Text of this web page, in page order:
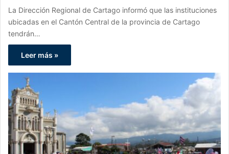
La Dirección Regional de Cartago informó que las instituciones
ubicadas en el Cantón Central de la provincia de Cartago
tendrán…
Leer más »